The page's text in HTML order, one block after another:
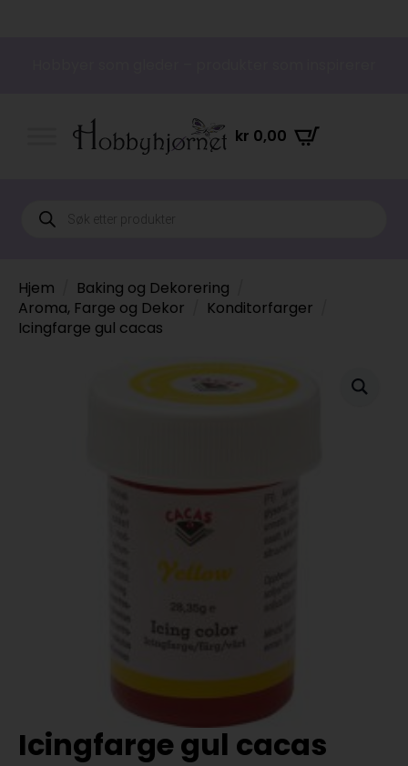
kr 0,00
Products
search
Hjem
Baking og Dekorering
Aroma, Farge og Dekor
Konditorfarger
Icingfarge gul cacas
Icingfarge gul cacas